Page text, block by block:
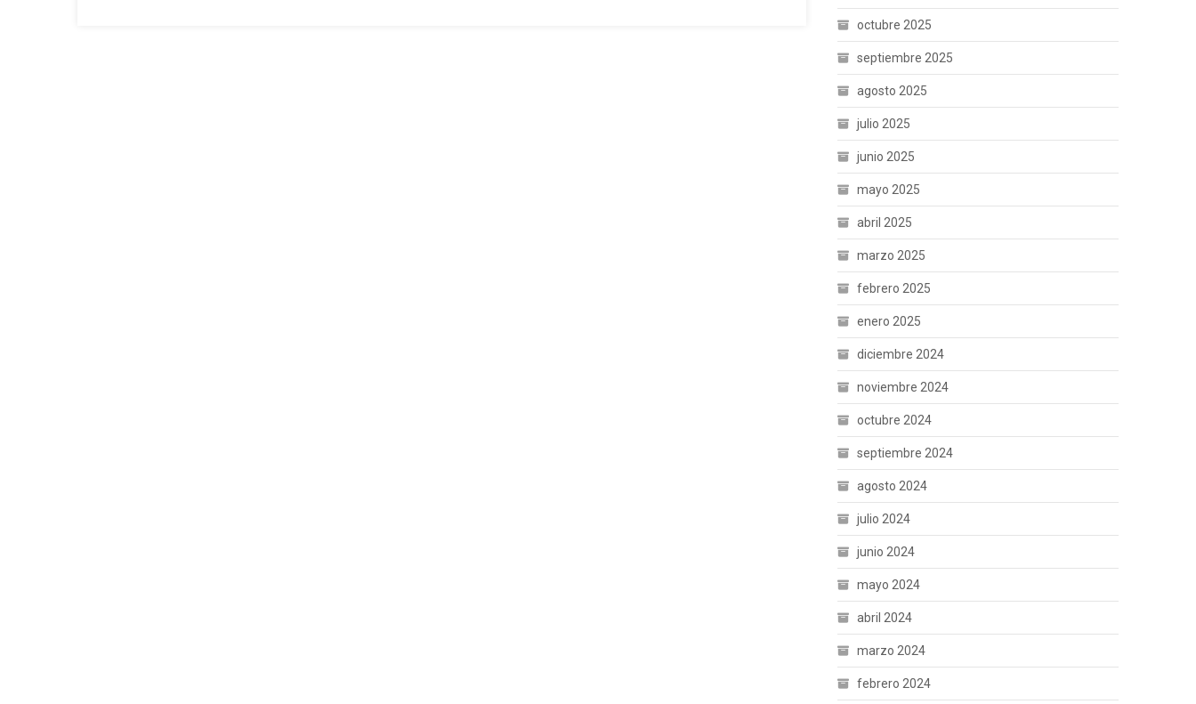
octubre 2025
septiembre 2025
agosto 2025
julio 2025
junio 2025
mayo 2025
abril 2025
marzo 2025
febrero 2025
enero 2025
diciembre 2024
noviembre 2024
octubre 2024
septiembre 2024
agosto 2024
julio 2024
junio 2024
mayo 2024
abril 2024
marzo 2024
febrero 2024